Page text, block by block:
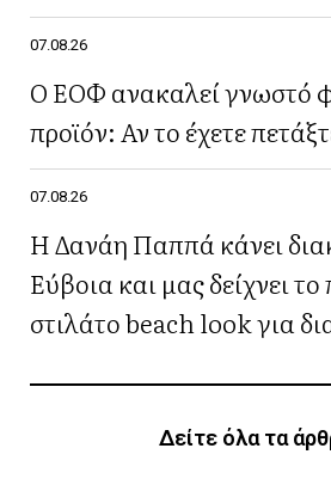
07.08.26
Ο ΕΟΦ ανακαλεί γνωστό
προϊόν: Αν το έχετε
07.08.26
Η Δανάη Παππά κάνει
Εύβοια και μας δείχνει το
στιλάτο beach look για
Δείτε όλα τα